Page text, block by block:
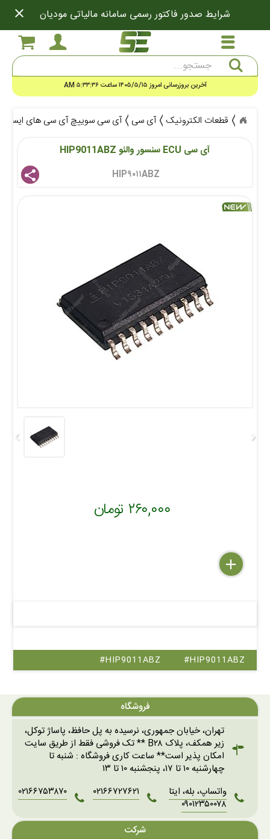
شرایط صدور فاکتور رسمی سامانه مالیاتی مودیان close
آخرین بروزرسانی امروز ۱۴۰۵/۵/۱۵ ساعت ۵:۳۳:۳۶ AM
قطعات الکترونیک آی سی
آی سی سوییچ آی سی های ایسیو ECU ماشینی
آی سی ECU سنسور والئو HIP9011ABZ
HIP۹۰۱۱ABZ share
۲۶۰,۰۰۰ تومان
delete
remove
add
#HIP9011ABZ
#HIP9011ABZ
فروشگاه
تهران، خیابان جمهوری، نرسیده به پل حافظ، پاساژ توکل،
زیر همکف، پلاک B۲۸ ** تک فروشی فقط از طریق سایت
امکان پذیر است** ساعت کاری فروشگاه : شنبه تا
چهارشنبه ۱۰ تا ۱۷، پنجشنبه ۱۰ تا ۱۳
واتساپ، بله، ایتا
۰۹۰۱۲۳۵۰۰۷۸
۰۲۱۶۶۷۲۷۶۲۱ ۰۲۱۶۶۷۵۳۸۷۰
شرکت